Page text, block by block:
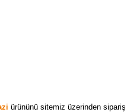
ürününü sitemiz üzerinden